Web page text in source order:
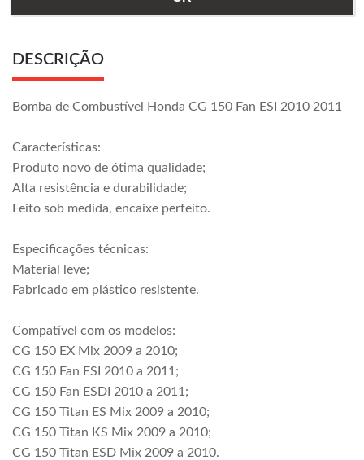
DESCRIÇÃO
Bomba de Combustível Honda CG 150 Fan ESI 2010 2011
Características:
Produto novo de ótima qualidade;
Alta resistência e durabilidade;
Feito sob medida, encaixe perfeito.
Especificações técnicas:
Material leve;
Fabricado em plástico resistente.
Compatível com os modelos:
CG 150 EX Mix 2009 a 2010;
CG 150 Fan ESI 2010 a 2011;
CG 150 Fan ESDI 2010 a 2011;
CG 150 Titan ES Mix 2009 a 2010;
CG 150 Titan KS Mix 2009 a 2010;
CG 150 Titan ESD Mix 2009 a 2010.